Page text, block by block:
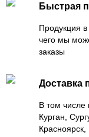
Быстрая
Продукция
чего мы
заказы
Доставка
В том числе
Курган,